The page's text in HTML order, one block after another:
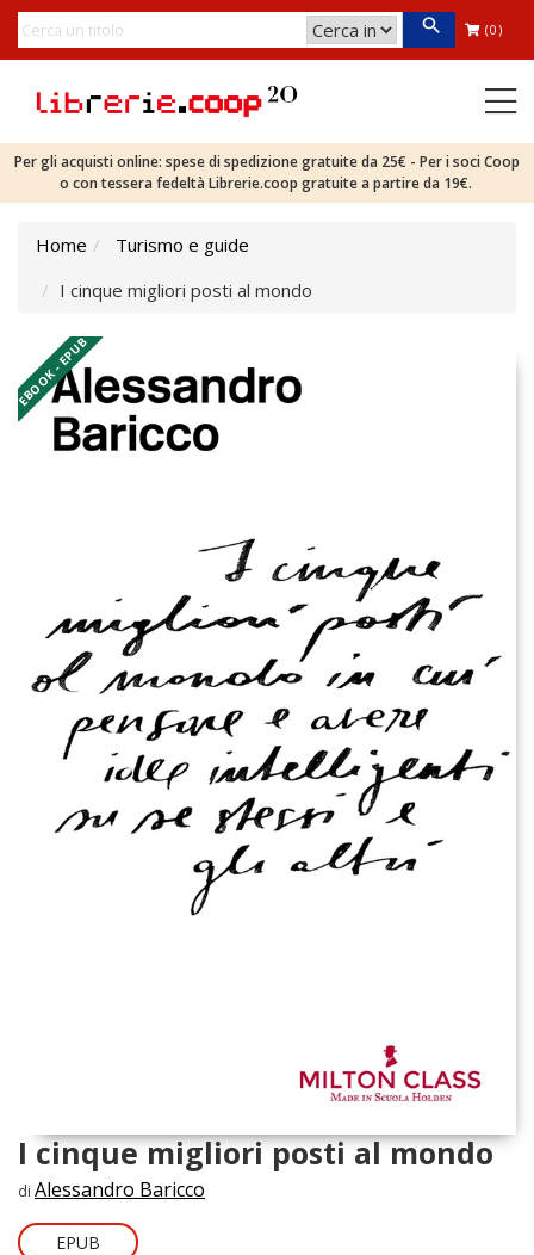
(0)
Per gli acquisti online: spese di spedizione gratuite da 25€ - Per i soci Coop
o con tessera fedeltà Librerie.coop gratuite a partire da 19€.
Home
Turismo e guide
I cinque migliori posti al mondo
EBOOK - EPUB
I cinque migliori posti al mondo
di Alessandro Baricco
EPUB